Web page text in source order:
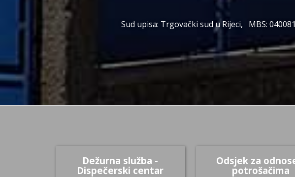
Sud upisa: Trgovački sud u Rijeci, MBS:
Dežurna služba -
Dispečerski centar
Odsjek za
potrošačima